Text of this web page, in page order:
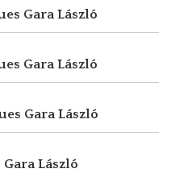
Gara László
Gara László
Gara László
Gara László